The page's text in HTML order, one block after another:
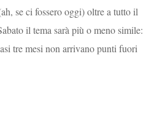
se ci fossero oggi) oltre a tutto il
il tema sarà più o meno simile:
tre mesi non arrivano punti fuori